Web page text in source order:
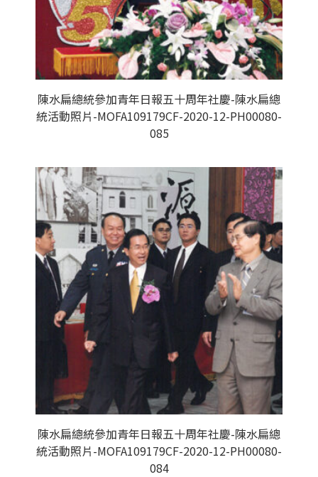
陳水扁總統參加青年日報五十周年社慶-陳水扁總
統活動照片-MOFA109179CF-2020-12-PH00080-
085
陳水扁總統參加青年日報五十周年社慶-陳水扁總
統活動照片-MOFA109179CF-2020-12-PH00080-
084